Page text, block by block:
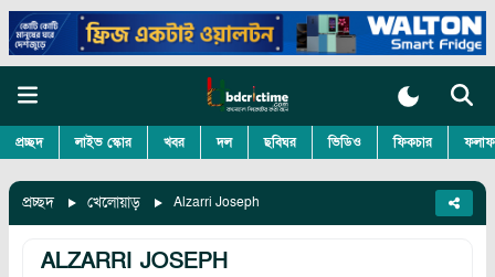
প্রচ্ছদ লাইভ স্কোর খবর দল ছবিঘর ভিডিও ফিকচার
প্রচ্ছদ খেলোয়াড় Alzarri Joseph
ALZARRI JOSEPH